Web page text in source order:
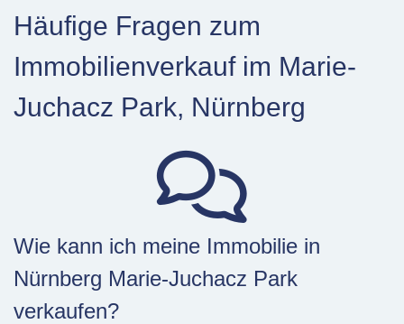
Häufige Fragen zum
Immobilienverkauf im Marie-
Juchacz Park, Nürnberg
Wie kann ich meine Immobilie in
Nürnberg Marie-Juchacz Park
verkaufen?